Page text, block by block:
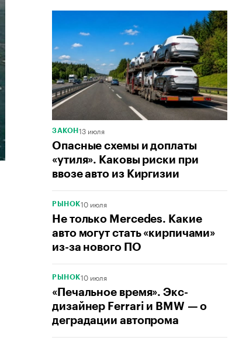
ЗАКОН 13 июля
Опасные схемы и доплаты
«утиля». Каковы риски при
ввозе авто из Киргизии
РЫНОК10 июля
Не только Mercedes. Какие
авто могут стать «кирпичами»
из-за нового ПО
РЫНОК10 июля
«Печальное время». Экс-
дизайнер Ferrari и BMW — о
деградации автопрома